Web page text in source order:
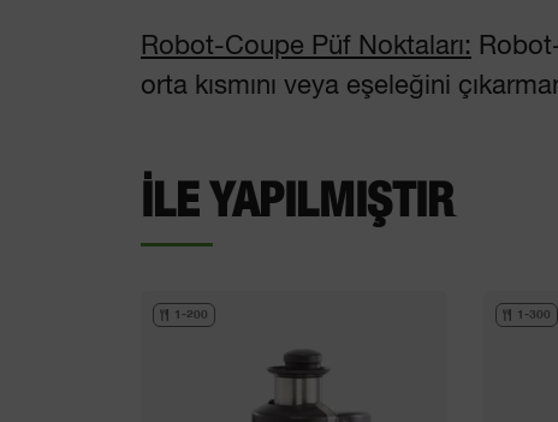
Robot-Coupe Püf Noktaları:
orta kısmını veya eşeleğini
İLE YAPILMIŞTIR
1-200 1-300